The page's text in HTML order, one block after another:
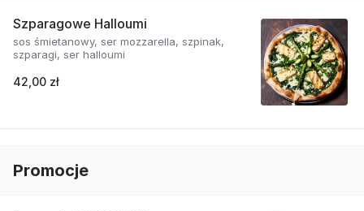
Szparagowe Halloumi
sos śmietanowy, ser mozzarella, szpinak,
szparagi, ser halloumi
42,00 zł
Promocje